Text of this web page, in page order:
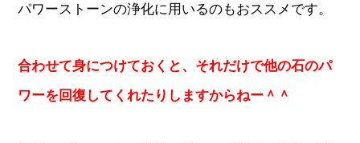
パワーストーンの浄化に用いるのもおススメです。
合わせて身につけておくと、それだけで他の石のパ
ワーを回復してくれたりしますからねー＾＾